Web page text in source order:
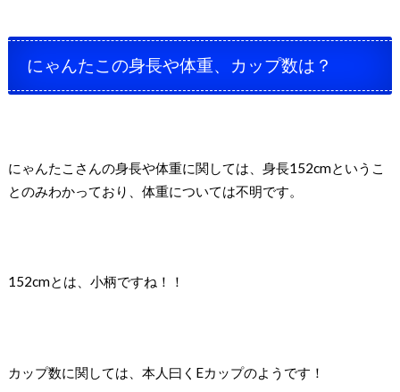
にゃんたこの身長や体重、カップ数は？
にゃんたこさんの身長や体重に関しては、身長152cmというこ
とのみわかっており、体重については不明です。
152cmとは、小柄ですね！！
カップ数に関しては、本人曰くEカップのようです！